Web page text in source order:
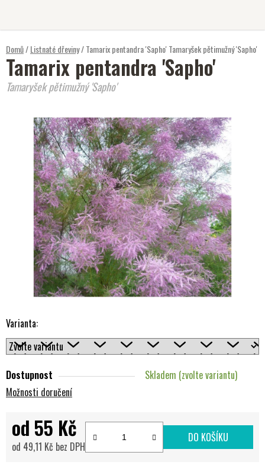
Domů/Listnaté dřeviny/Tamarix pentandra 'Sapho'Tamaryšek pětimužný 'Sapho'
Varianta:
Dostupnost
Skladem (zvolte variantu)
Možnosti doručení
od 55 Kč
od 49,11 Kč bez DPH
DO KOŠÍKU
Tamarix pentandra 'Sapho'
Tamaryšek pětimužný 'Sapho'